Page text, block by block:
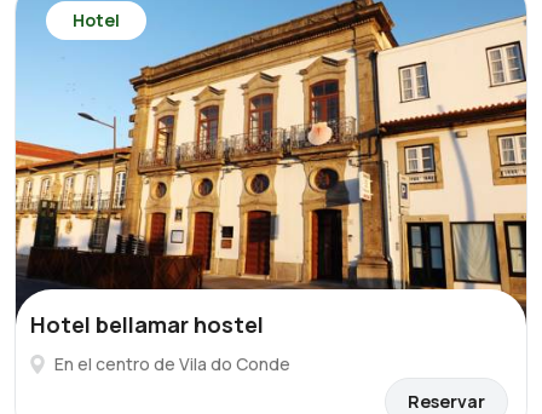
Hotel
Hotel bellamar hostel
En el centro de Vila do Conde
Reservar